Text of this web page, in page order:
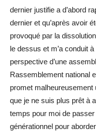
dernier justifie a d’abord
dernier et qu’après avoir
provoqué par la
le dessus et m’a conduit
perspective d’une
Rassemblement national
promet malheureusement
que je ne suis plus prêt à
temps pour moi de
générationnel pour